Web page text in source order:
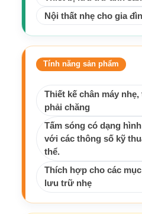
Nội thất nhẹ cho gia
Tính năng sản phẩm
Thiết kế chân máy
phải chăng
Tấm sóng có dạng
với các thông số kỹ
thể.
Thích hợp cho các
lưu trữ nhẹ